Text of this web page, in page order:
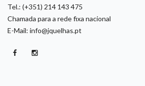
Tel.: (+351) 214 143 475
Chamada para a rede fixa nacional
E-Mail: info@jquelhas.pt